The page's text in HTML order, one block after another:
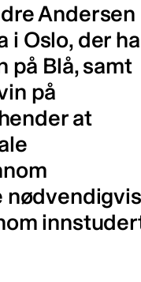
Andersen
i Oslo, der
på Blå, samt
på
at
nødvendigvis